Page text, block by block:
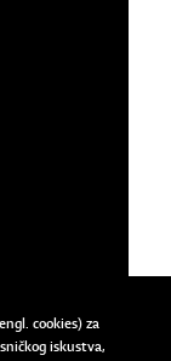
cookies) za
iskustva,